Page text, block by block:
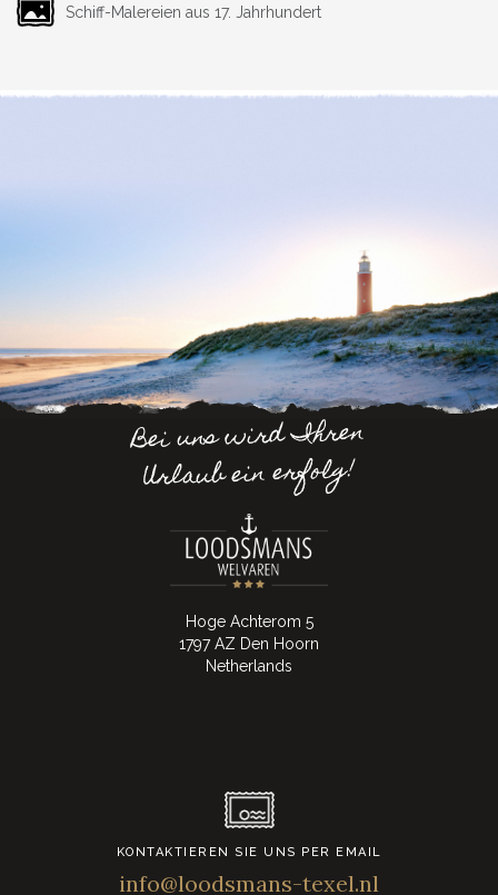
Schiff-Malereien aus 17. Jahrhundert
Bei uns wird Ihren
Urlaub ein erfolg!
Hoge Achterom 5
1797 AZ Den Hoorn
Netherlands
KONTAKTIEREN SIE UNS PER EMAIL
info@loodsmans-texel.nl